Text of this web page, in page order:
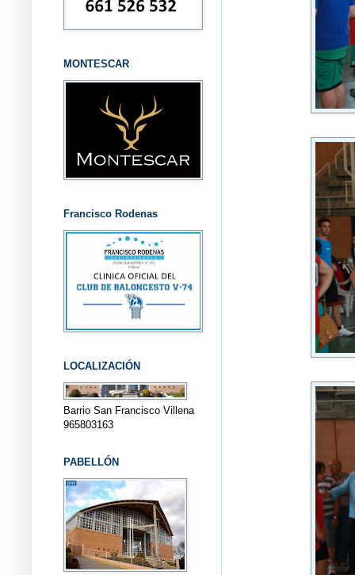
MONTESCAR
Francisco Rodenas
LOCALIZACIÓN
Barrio San Francisco Villena
965803163
PABELLÓN